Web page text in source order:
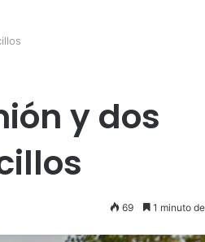
y dos
69 1 minuto